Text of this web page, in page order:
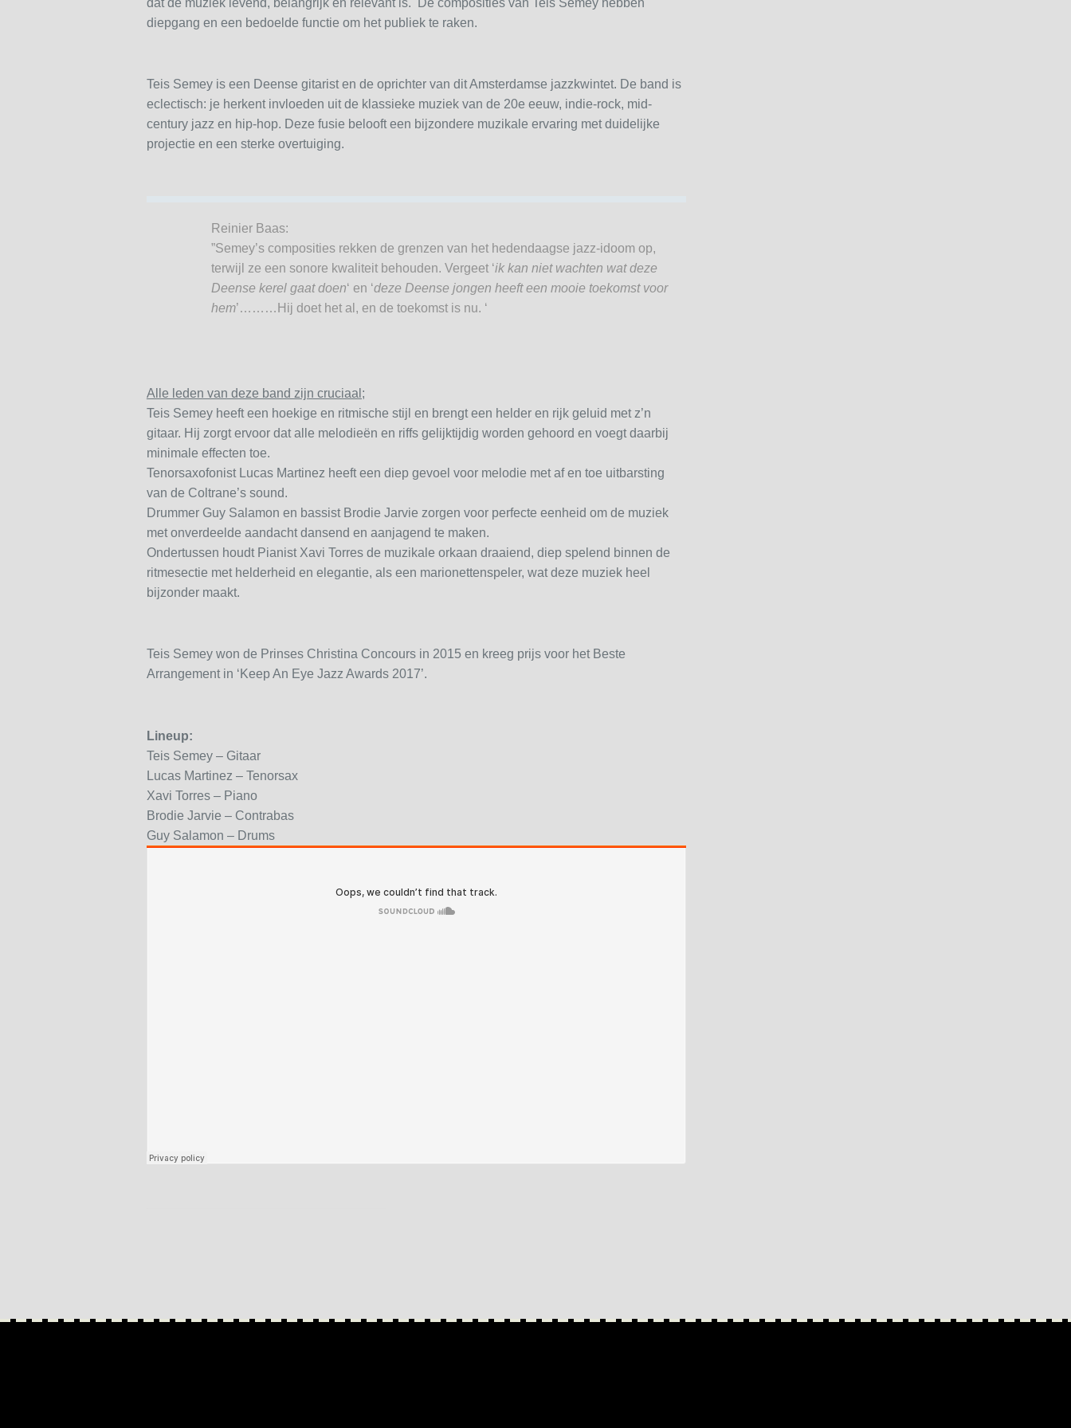
dat de muziek levend, belangrijk en relevant is. De composities van Teis Semey hebben
diepgang en een bedoelde functie om het publiek te raken.
Teis Semey is een Deense gitarist en de oprichter van dit Amsterdamse jazzkwintet. De band is
eclectisch: je herkent invloeden uit de klassieke muziek van de 20e eeuw, indie-rock, mid-
century jazz en hip-hop. Deze fusie belooft een bijzondere muzikale ervaring met duidelijke
projectie en een sterke overtuiging.
Reinier Baas:
”Semey’s composities rekken de grenzen van het hedendaagse jazz-idoom op,
terwijl ze een sonore kwaliteit behouden. Vergeet ‘ik kan niet wachten wat deze
Deense kerel gaat doen‘ en ‘deze Deense jongen heeft een mooie toekomst voor
hem’………Hij doet het al, en de toekomst is nu. ‘
Alle leden van deze band zijn cruciaal;
Teis Semey heeft een hoekige en ritmische stijl en brengt een helder en rijk geluid met z’n
gitaar. Hij zorgt ervoor dat alle melodieën en riffs gelijktijdig worden gehoord en voegt daarbij
minimale effecten toe.
Tenorsaxofonist Lucas Martinez heeft een diep gevoel voor melodie met af en toe uitbarsting
van de Coltrane’s sound.
Drummer Guy Salamon en bassist Brodie Jarvie zorgen voor perfecte eenheid om de muziek
met onverdeelde aandacht dansend en aanjagend te maken.
Ondertussen houdt Pianist Xavi Torres de muzikale orkaan draaiend, diep spelend binnen de
ritmesectie met helderheid en elegantie, als een marionettenspeler, wat deze muziek heel
bijzonder maakt.
Teis Semey won de Prinses Christina Concours in 2015 en kreeg prijs voor het Beste
Arrangement in ‘Keep An Eye Jazz Awards 2017’.
Lineup:
Teis Semey – Gitaar
Lucas Martinez – Tenorsax
Xavi Torres – Piano
Brodie Jarvie – Contrabas
Guy Salamon – Drums